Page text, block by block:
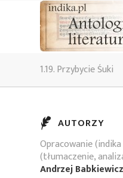
1.19. Przybycie Śuki
AUTORZY
Opracowanie
(tłumaczenie,
Andrzej Babkiewicz